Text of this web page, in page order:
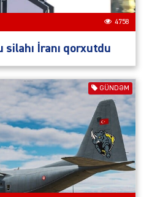
4758
silahı İranı qorxutdu
GÜNDƏM